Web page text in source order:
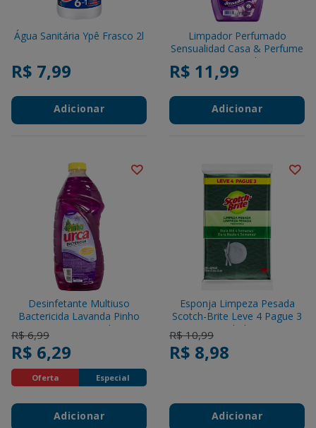
Água Sanitária Ypê Frasco 2l
R$ 7,99
Adicionar
Limpador Perfumado
Sensualidad Casa & Perfume
Frasco 1l
R$ 11,99
Adicionar
Desinfetante Multiuso
Bactericida Lavanda Pinho
Urca Frasco 2l
Price reduced from
R$ 6,99to
R$ 6,29
Oferta Especial
Adicionar
Esponja Limpeza Pesada
Scotch-Brite Leve 4 Pague 3
Unidades
Price reduced from
R$ 10,99to
R$ 8,98
Adicionar